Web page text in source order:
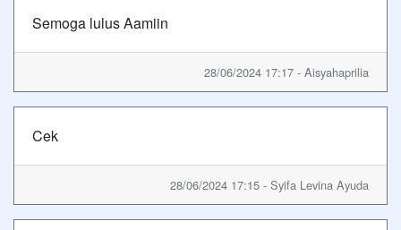
Semoga lulus Aamiin
28/06/2024 17:17 - Aisyahaprilia
Cek
28/06/2024 17:15 - Syifa Levina Ayuda